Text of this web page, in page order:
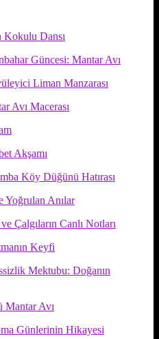
Kokulu Dansı
Güncesi: Mantar Avı
Liman Manzarası
Avı Macerası
Akşamı
Köy Düğünü Hatırası
Yoğrulan Anılar
Çalgıların Canlı Notları
Keyfi
Mektubu: Doğanın
Mantar Avı
Günlerinin Hikayesi